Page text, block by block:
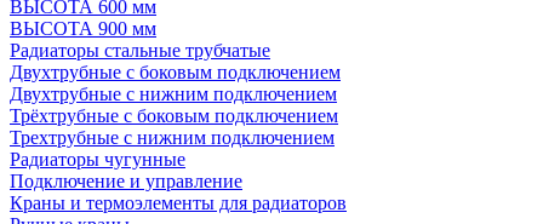
ВЫСОТА 600 мм
ВЫСОТА 900 мм
Радиаторы стальные трубчатые
Двухтрубные с боковым подключением
Двухтрубные с нижним подключением
Трёхтрубные с боковым подключением
Трехтрубные с нижним подключением
Радиаторы чугунные
Подключение и управление
Краны и термоэлементы для радиаторов